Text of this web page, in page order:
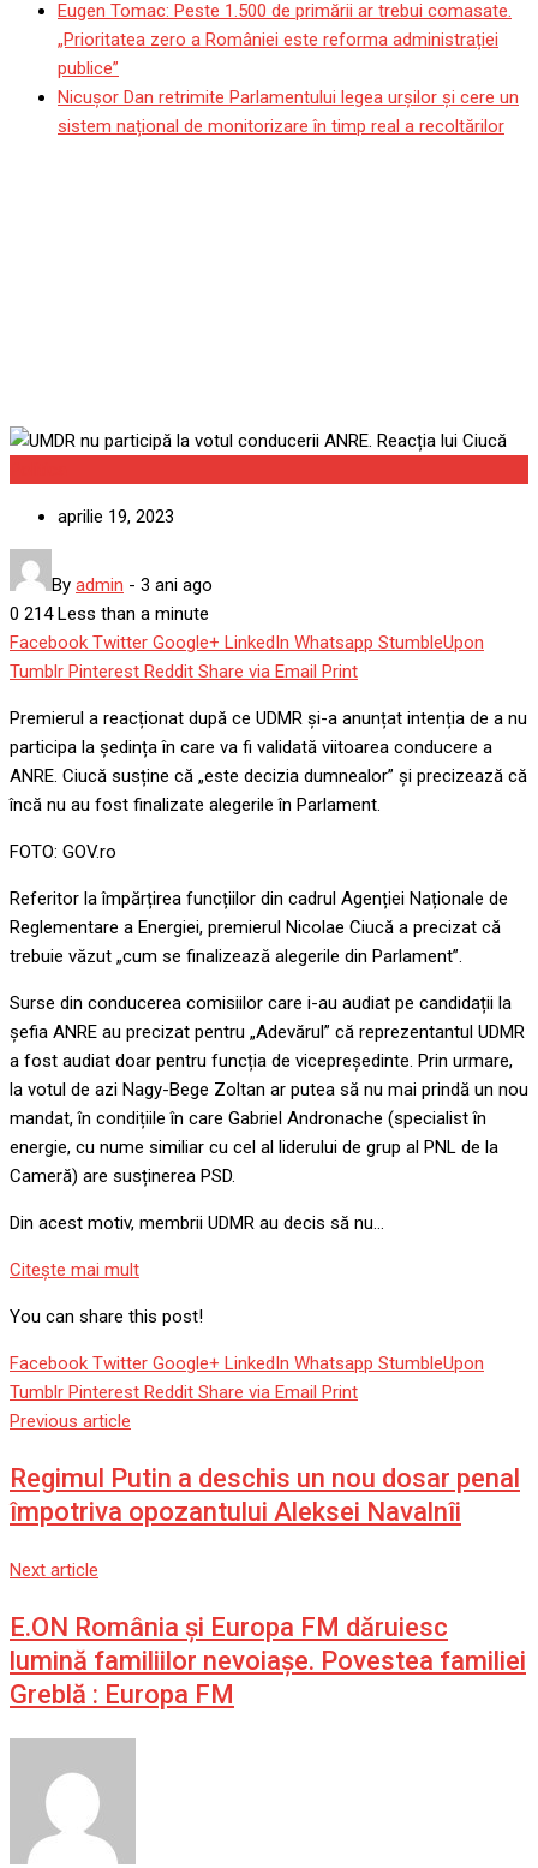
Eugen Tomac: Peste 1.500 de primării ar trebui comasate.
„Prioritatea zero a României este reforma administrației
publice”
Nicușor Dan retrimite Parlamentului legea urșilor și cere un
sistem național de monitorizare în timp real a recoltărilor
aprilie 19, 2023
By admin - 3 ani ago
0 214Less than a minute
Facebook Twitter Google+ LinkedIn Whatsapp StumbleUpon
Tumblr Pinterest Reddit Share via Email Print
Premierul a reacționat după ce UDMR și-a anunțat intenția de a nu
participa la ședința în care va fi validată viitoarea conducere a
ANRE. Ciucă susține că „este decizia dumnealor” și precizează că
încă nu au fost finalizate alegerile în Parlament.
FOTO: GOV.ro
Referitor la împărțirea funcțiilor din cadrul Agenției Naționale de
Reglementare a Energiei, premierul Nicolae Ciucă a precizat că
trebuie văzut „cum se finalizează alegerile din Parlament”.
Surse din conducerea comisiilor care i-au audiat pe candidații la
șefia ANRE au precizat pentru „Adevărul” că reprezentantul UDMR
a fost audiat doar pentru funcția de vicepreședinte. Prin urmare,
la votul de azi Nagy-Bege Zoltan ar putea să nu mai prindă un nou
mandat, în condițiile în care Gabriel Andronache (specialist în
energie, cu nume similiar cu cel al liderului de grup al PNL de la
Cameră) are susținerea PSD.
Din acest motiv, membrii UDMR au decis să nu…
Citeşte mai mult
You can share this post!
Facebook Twitter Google+ LinkedIn Whatsapp StumbleUpon
Tumblr Pinterest Reddit Share via Email Print
Previous article
Regimul Putin a deschis un nou dosar penal
împotriva opozantului Aleksei Navalnîi
Next article
E.ON România și Europa FM dăruiesc
lumină familiilor nevoiașe. Povestea familiei
Greblă : Europa FM